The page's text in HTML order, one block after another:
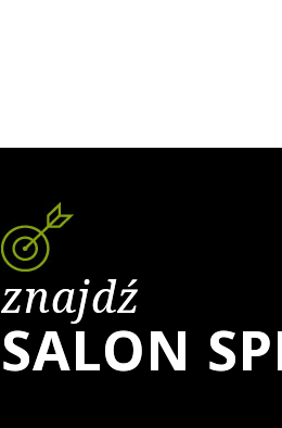
znajdź
SALON